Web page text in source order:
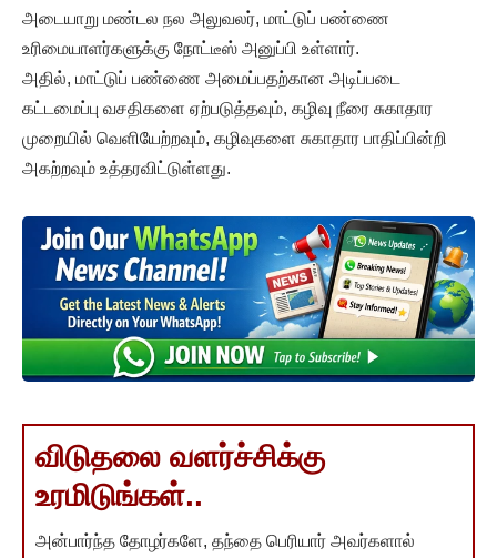
அடையாறு மண்டல நல அலுவலர், மாட்டுப் பண்ணை
உரிமையாளர்களுக்கு நோட்டீஸ் அனுப்பி உள்ளார்.
அதில், மாட்டுப் பண்ணை அமைப்பதற்கான அடிப்படை
கட்டமைப்பு வசதிகளை ஏற்படுத்தவும், கழிவு நீரை சுகாதார
முறையில் வெளியேற்றவும், கழிவுகளை சுகாதார பாதிப்பின்றி
அகற்றவும் உத்தரவிட்டுள்ளது.
விடுதலை வளர்ச்சிக்கு
உரமிடுங்கள்..
அன்பார்ந்த தோழர்களே, தந்தை பெரியார் அவர்களால்